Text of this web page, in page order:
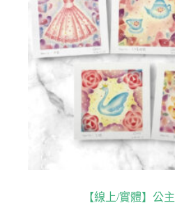
【線上/實體】公